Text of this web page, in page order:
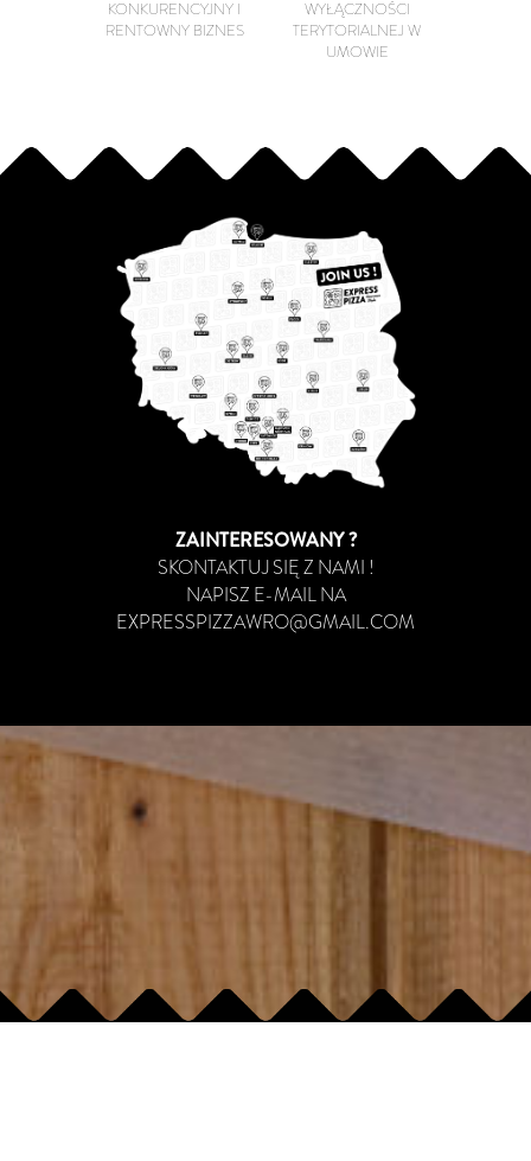
KONKURENCYJNY I
RENTOWNY BIZNES
WYŁĄCZNOŚCI
TERYTORIALNEJ W
UMOWIE
ZAINTERESOWANY ?
SKONTAKTUJ SIĘ Z NAMI !
NAPISZ E-MAIL NA
EXPRESSPIZZAWRO@GMAIL.COM